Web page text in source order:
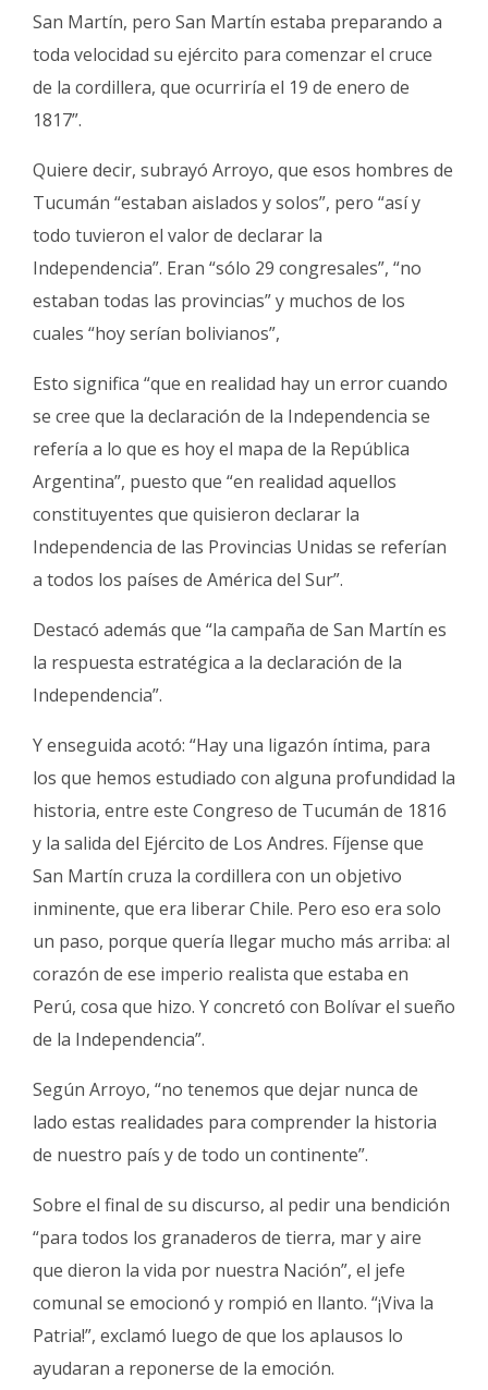
San Martín, pero San Martín estaba preparando a
toda velocidad su ejército para comenzar el cruce
de la cordillera, que ocurriría el 19 de enero de
1817”.
Quiere decir, subrayó Arroyo, que esos hombres de
Tucumán “estaban aislados y solos”, pero “así y
todo tuvieron el valor de declarar la
Independencia”. Eran “sólo 29 congresales”, “no
estaban todas las provincias” y muchos de los
cuales “hoy serían bolivianos”,
Esto significa “que en realidad hay un error cuando
se cree que la declaración de la Independencia se
refería a lo que es hoy el mapa de la República
Argentina”, puesto que “en realidad aquellos
constituyentes que quisieron declarar la
Independencia de las Provincias Unidas se referían
a todos los países de América del Sur”.
Destacó además que “la campaña de San Martín es
la respuesta estratégica a la declaración de la
Independencia”.
Y enseguida acotó: “Hay una ligazón íntima, para
los que hemos estudiado con alguna profundidad la
historia, entre este Congreso de Tucumán de 1816
y la salida del Ejército de Los Andres. Fíjense que
San Martín cruza la cordillera con un objetivo
inminente, que era liberar Chile. Pero eso era solo
un paso, porque quería llegar mucho más arriba: al
corazón de ese imperio realista que estaba en
Perú, cosa que hizo. Y concretó con Bolívar el sueño
de la Independencia”.
Según Arroyo, “no tenemos que dejar nunca de
lado estas realidades para comprender la historia
de nuestro país y de todo un continente”.
Sobre el final de su discurso, al pedir una bendición
“para todos los granaderos de tierra, mar y aire
que dieron la vida por nuestra Nación”, el jefe
comunal se emocionó y rompió en llanto. “¡Viva la
Patria!”, exclamó luego de que los aplausos lo
ayudaran a reponerse de la emoción.